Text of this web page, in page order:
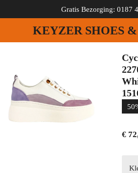
direct
de
KEYZER SHOES
Gratis Bezorging: 0187
€